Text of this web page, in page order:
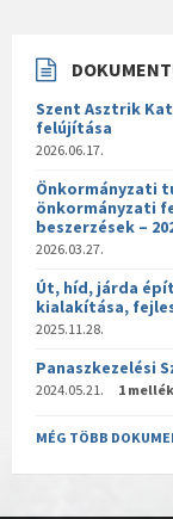
Szent Asztrik
felújítása
2026.06.17.
Önkormányzati
önkormányzati
beszerzések –
2026.03.27.
Út, híd, járda
kialakítása,
2025.11.28.
Panaszkezelési
2024.05.21. 1
MÉG TÖBB